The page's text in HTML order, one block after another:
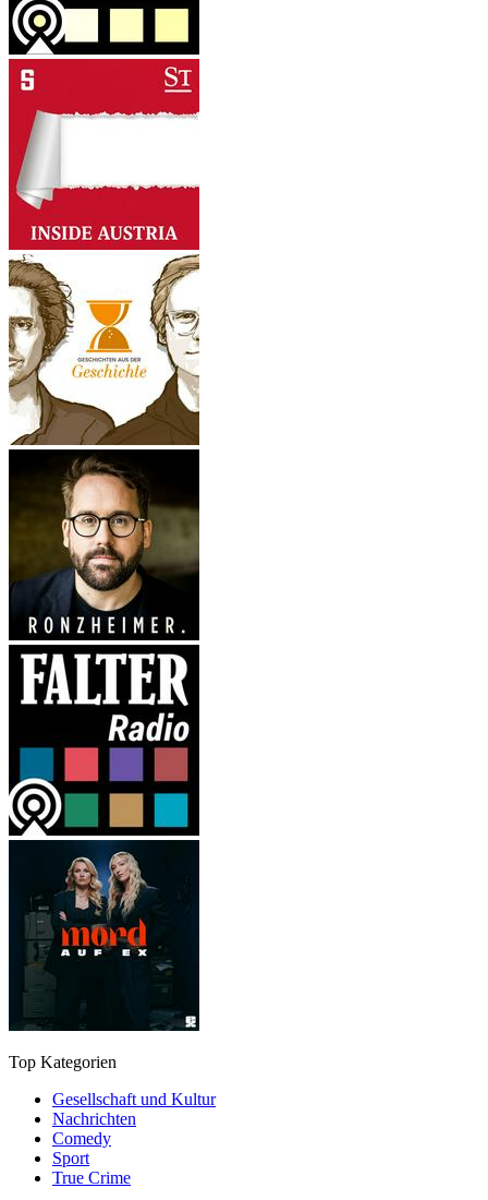
Top Kategorien
Gesellschaft und Kultur
Nachrichten
Comedy
Sport
True Crime